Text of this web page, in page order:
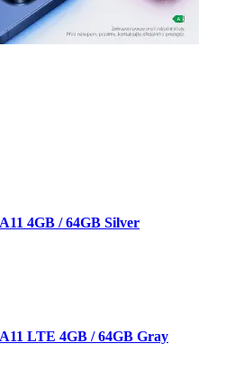
4GB / 64GB Silver
LTE 4GB / 64GB Gray